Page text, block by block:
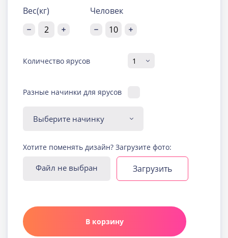
Вес(кг) Человек
Количество ярусов
Разные начинки для ярусов
Диабетическая-
безглютеновая начинка
Узнать подробнее о начинке
Йогуртовая с ягодами
Узнать подробнее о начинке
Карамельная
Хотите поменять дизайн? Загрузите фото:
Файл не выбран Загрузить
В корзину